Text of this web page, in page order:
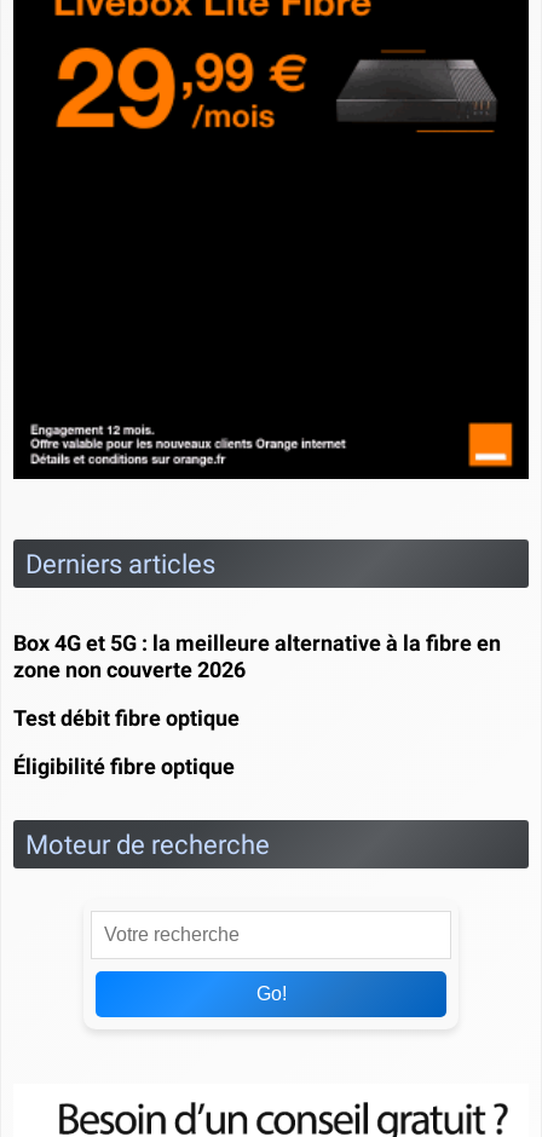
Derniers articles
Box 4G et 5G : la meilleure alternative à la fibre en
zone non couverte 2026
Test débit fibre optique
Éligibilité fibre optique
Moteur de recherche
Go!